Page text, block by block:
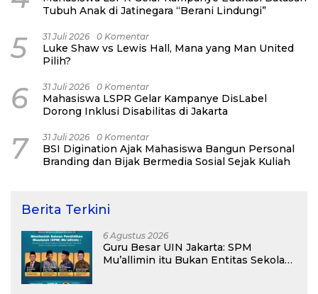
Tubuh Anak di Jatinegara “Berani Lindungi”
5 31 Juli 2026 0 Komentar
Luke Shaw vs Lewis Hall, Mana yang Man United
Pilih?
6 31 Juli 2026 0 Komentar
Mahasiswa LSPR Gelar Kampanye DisLabel
Dorong Inklusi Disabilitas di Jakarta
7 31 Juli 2026 0 Komentar
BSI Digination Ajak Mahasiswa Bangun Personal
Branding dan Bijak Bermedia Sosial Sejak Kuliah
Berita Terkini
6 Agustus 2026
Guru Besar UIN Jakarta: SPM
Mu’allimin itu Bukan Entitas Sekolah